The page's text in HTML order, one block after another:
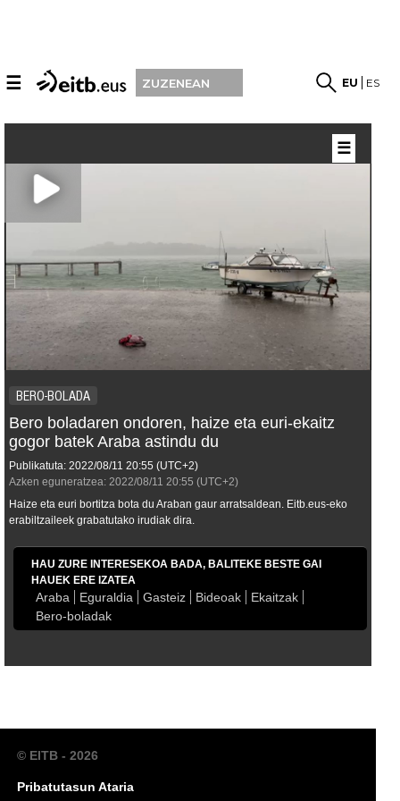
☰ ZUZENEAN EU ES
BERO-BOLADA
Bero boladaren ondoren, haize eta euri-ekaitz
gogor batek Araba astindu du
Publikatuta: 2022/08/11 20:55 (UTC+2)
Azken eguneratzea: 2022/08/11 20:55 (UTC+2)
Haize eta euri bortitza bota du Araban gaur arratsaldean. Eitb.eus-eko
erabiltzaileek grabatutako irudiak dira.
HAU ZURE INTERESEKOA BADA, BALITEKE BESTE GAI
HAUEK ERE IZATEA
Araba Eguraldia Gasteiz Bideoak
Ekaitzak
Bero-boladak
☰
© EITB - 2026
Pribatutasun Ataria